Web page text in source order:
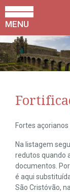
MENU
Fortes
Na listagem
redutos quando
documentos.
é aqui
São Cristóvão,